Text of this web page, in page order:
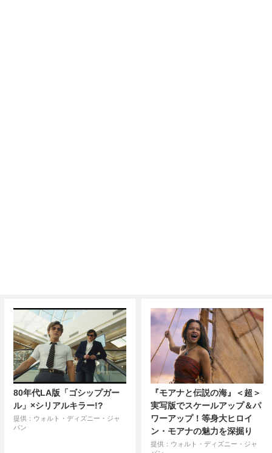
80年代LA版「ゴシップガー
ル」×シリアルキラー!?
提供：ウォルト・ディズニー・ジャ
パン
『モアナと伝説の海』＜超＞
実写版でスケールアップ＆パ
ワーアップ！等身大ヒロイ
ン・モアナの魅力を深掘り
提供：ウォルト・ディズニー・ジャ